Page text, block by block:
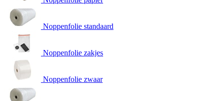
Noppenfolie standaard
Noppenfolie zakjes
Noppenfolie zwaar